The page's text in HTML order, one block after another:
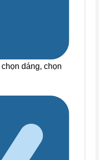
dáng, chọn